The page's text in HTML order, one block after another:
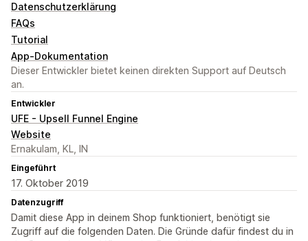
Datenschutzerklärung
FAQs
Tutorial
App-Dokumentation
Dieser Entwickler bietet keinen direkten Support auf Deutsch
an.
Entwickler
UFE - Upsell Funnel Engine
Website
Ernakulam, KL, IN
Eingeführt
17. Oktober 2019
Datenzugriff
Damit diese App in deinem Shop funktioniert, benötigt sie
Zugriff auf die folgenden Daten. Die Gründe dafür findest du in